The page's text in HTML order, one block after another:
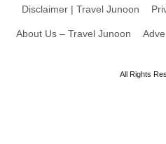
Disclaimer | Travel Junoon
About Us – Travel Junoon
All Rights